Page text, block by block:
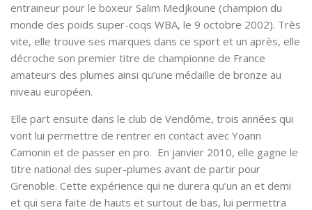
entraineur pour le boxeur Salim Medjkoune (champion du
monde des poids super-coqs WBA, le 9 octobre 2002). Très
vite, elle trouve ses marques dans ce sport et un après, elle
décroche son premier titre de championne de France
amateurs des plumes ainsi qu’une médaille de bronze au
niveau européen.
Elle part ensuite dans le club de Vendôme, trois années qui
vont lui permettre de rentrer en contact avec Yoann
Camonin et de passer en pro. En janvier 2010, elle gagne le
titre national des super-plumes avant de partir pour
Grenoble. Cette expérience qui ne durera qu’un an et demi
et qui sera faite de hauts et surtout de bas, lui permettra